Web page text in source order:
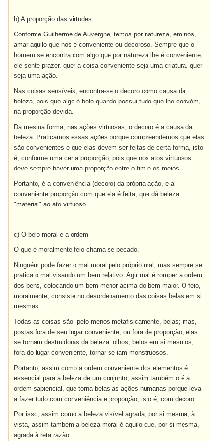
b) A proporção das virtudes
Conforme Guilherme de Auvergne, temos por natureza, em nós,
amar aquilo que nos é conveniente ou decoroso. Sempre que o
homem se encontra com algo que por natureza lhe é conveniente,
ele sente prazer, quer a coisa conveniente seja uma criatura, quer
seja uma ação.
Nas coisas sensíveis, encontra-se o decoro como causa da
beleza, pois que algo é belo quando possui tudo que lhe convém,
na proporção devida.
Da mesma forma, nas ações virtuosas, o decoro é a causa da
beleza. Praticamos essas ações porque compreendemos que elas
são convenientes e que elas devem ser feitas de certa forma, isto
é, conforme uma certa proporção, pois que nos atos virtuosos
deve sempre haver uma proporção entre o fim e os meios.
Portanto, é a conveniência (decoro) da própria ação, e a
conveniente proporção com que ela é feita, que dá beleza
"material" ao ato virtuoso.
c) O belo moral e a ordem
O que é moralmente feio chama-se pecado.
Ninguém pode fazer o mal moral pelo próprio mal, mas sempre se
pratica o mal visando um bem relativo. Agir mal é romper a ordem
dos bens, colocando um bem menor acima do bem maior. O feio,
moralmente, consiste no desordenamento das coisas belas em si
mesmas.
Todas as coisas são, pelo menos metafisicamente, belas; mas,
postas fora de seu lugar conveniente, ou fora de proporção, elas
se tornam destruidoras da beleza: olhos, belos em si mesmos,
fora do lugar conveniente, tornar-se-iam monstruosos.
Portanto, assim como a ordem conveniente dos elementos é
essencial para a beleza de um conjunto, assim também o é a
ordem sapiencial, que torna belas as ações humanas porque leva
a fazer tudo com conveniência e proporção, isto é, com decoro.
Por isso, assim como a beleza visível agrada, por si mesma, à
vista, assim também a beleza moral é aquilo que, por si mesma,
agrada à reta razão.